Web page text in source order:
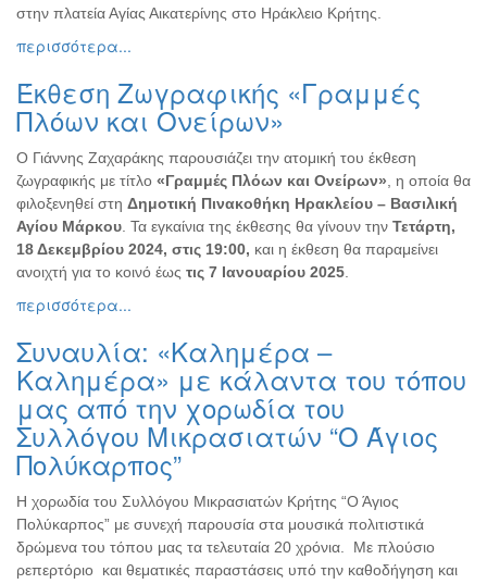
στην πλατεία Αγίας Αικατερίνης στο Ηράκλειο Κρήτης.
περισσότερα...
Έκθεση Ζωγραφικής «Γραμμές
Πλόων και Ονείρων»
Ο Γιάννης Ζαχαράκης παρουσιάζει την ατομική του έκθεση
ζωγραφικής με τίτλο «Γραμμές Πλόων και Ονείρων» , η οποία θα
φιλοξενηθεί στη Δημοτική Πινακοθήκη Ηρακλείου – Βασιλική
Αγίου Μάρκου . Τα εγκαίνια της έκθεσης θα γίνουν την Τετάρτη,
18 Δεκεμβρίου 2024, στις 19:00, και η έκθεση θα παραμείνει
ανοιχτή για το κοινό έως τις 7 Ιανουαρίου 2025
περισσότερα...
Συναυλία: «Καλημέρα –
Καλημέρα» με κάλαντα του τόπου
μας από την χορωδία του
Συλλόγου Μικρασιατών “Ο Άγιος
Πολύκαρπος”
Η χορωδία του Συλλόγου Μικρασιατών Κρήτης “Ο Άγιος
Πολύκαρπος” με συνεχή παρουσία στα μουσικά πολιτιστικά
δρώμενα του τόπου μας τα τελευταία 20 χρόνια. Με πλούσιο
ρεπερτόριο και θεματικές παραστάσεις υπό την καθοδήγηση και